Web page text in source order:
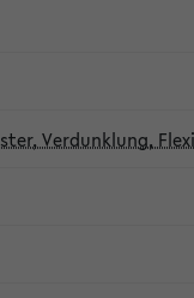
Verdunklung,